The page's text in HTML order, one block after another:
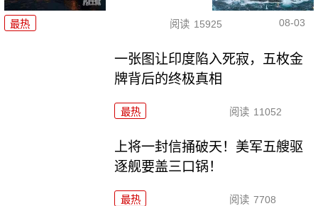
最热 阅读 15925 08-03
一张图让印度陷入死寂，五枚金
牌背后的终极真相
最热 阅读 11052
上将一封信捅破天！美军五艘驱
逐舰要盖三口锅！
最热 阅读 7708